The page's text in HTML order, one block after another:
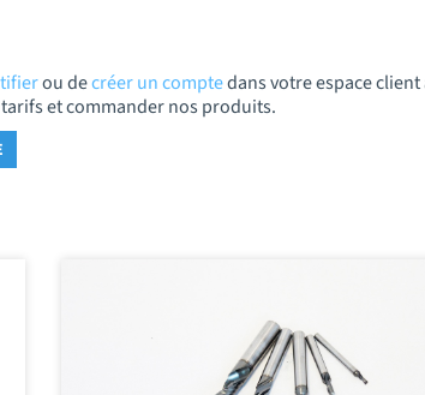
ou decréer un comptedans votre espace
et commander nos produits.